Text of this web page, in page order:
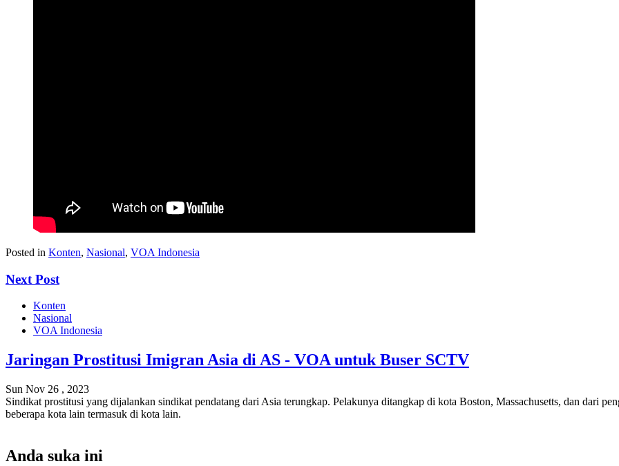
Posted in Konten, Nasional, VOA Indonesia
Next Post
Konten
Nasional
VOA Indonesia
Jaringan Prostitusi Imigran Asia di AS - VOA untuk Buser SCTV
Sun Nov 26 , 2023
Sindikat prostitusi yang dijalankan sindikat pendatang dari Asia terungkap. Pelakunya ditangkap di kota Boston, Massachusetts, dan dari
beberapa kota lain termasuk di kota lain.
Anda suka ini